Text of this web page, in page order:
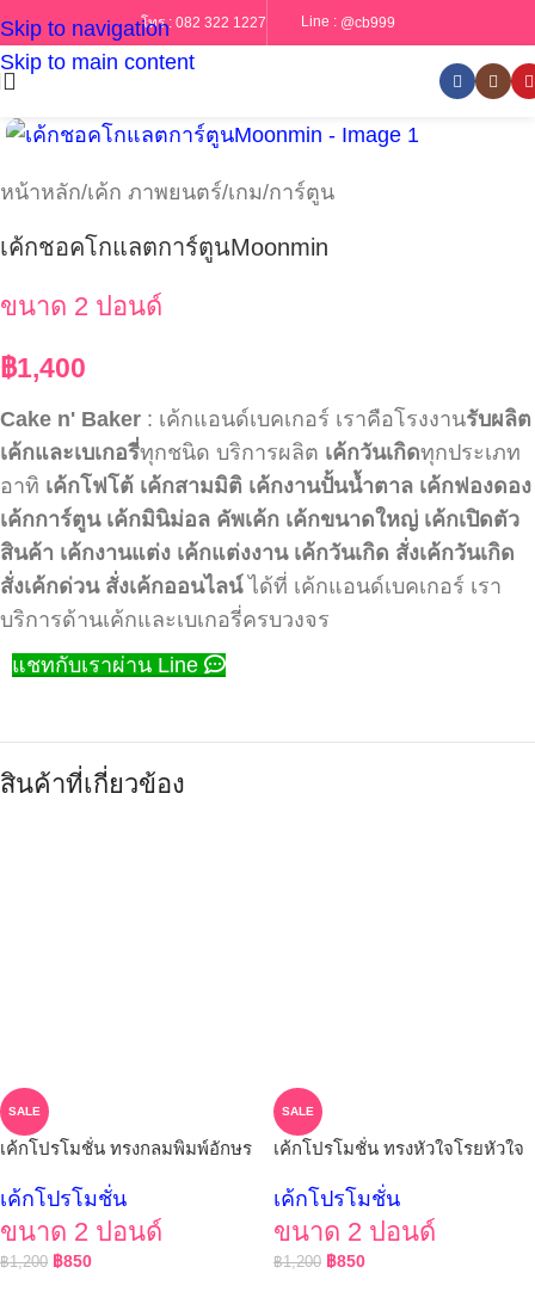
Skip to navigation
Skip to main content
โทร : 082 322 1227 Line : @cb999
หน้าหลัก/เค้ก ภาพยนตร์/เกม/การ์ตูน
เค้กชอคโกแลตการ์ตูนMoonmin
ขนาด 2 ปอนด์
฿1,400
Cake n' Baker : เค้กแอนด์เบคเกอร์ เราคือโรงงานรับผลิต
เค้กและเบเกอรี่ทุกชนิด บริการผลิต เค้กวันเกิดทุกประเภท
อาทิ เค้กโฟโต้ เค้กสามมิติ เค้กงานปั้นน้ำตาล เค้กฟองดอง
เค้กการ์ตูน เค้กมินิม่อล คัพเค้ก เค้กขนาดใหญ่ เค้กเปิดตัว
สินค้า เค้กงานแต่ง เค้กแต่งงาน เค้กวันเกิด สั่งเค้กวันเกิด
สั่งเค้กด่วน สั่งเค้กออนไลน์ได้ที่ เค้กแอนด์เบคเกอร์ เรา
บริการด้านเค้กและเบเกอรี่ครบวงจร
แชทกับเราผ่าน Line
สินค้าที่เกี่ยวข้อง
SALE
เค้กโปรโมชั่น ทรงกลมพิมพ์อักษร
เค้กโปรโมชั่น
ขนาด 2 ปอนด์
฿1,200 ฿850
SALE
เค้กโปรโมชั่น ทรงหัวใจโรยหัวใจ
เค้กโปรโมชั่น
ขนาด 2 ปอนด์
฿1,200 ฿850